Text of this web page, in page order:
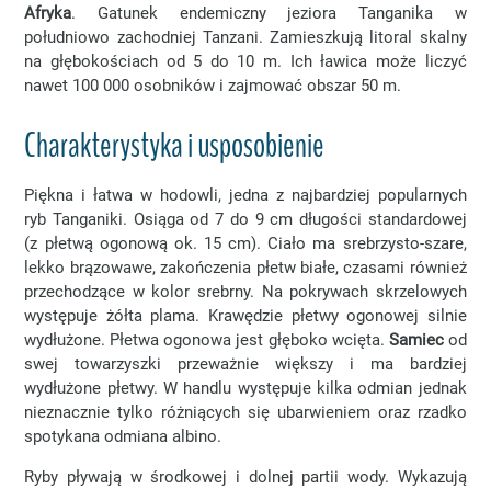
Afryka. Gatunek endemiczny jeziora Tanganika w
południowo zachodniej Tanzani. Zamieszkują litoral skalny
na głębokościach od 5 do 10 m. Ich ławica może liczyć
nawet 100 000 osobników i zajmować obszar 50 m.
Charakterystyka i usposobienie
Piękna i łatwa w hodowli, jedna z najbardziej popularnych
ryb Tanganiki. Osiąga od 7 do 9 cm długości standardowej
(z płetwą ogonową ok. 15 cm). Ciało ma srebrzysto-szare,
lekko brązowawe, zakończenia płetw białe, czasami również
przechodzące w kolor srebrny. Na pokrywach skrzelowych
występuje żółta plama. Krawędzie płetwy ogonowej silnie
wydłużone. Płetwa ogonowa jest głęboko wcięta. Samiecod
swej towarzyszki przeważnie większy i ma bardziej
wydłużone płetwy. W handlu występuje kilka odmian jednak
nieznacznie tylko różniących się ubarwieniem oraz rzadko
spotykana odmiana albino.
Ryby pływają w środkowej i dolnej partii wody. Wykazują